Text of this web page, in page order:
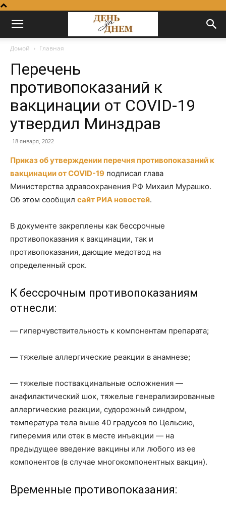
Домой Главная
Перечень
противопоказаний к
вакцинации от COVID-19
утвердил Минздрав
18 января, 2022
Приказ об утверждении перечня противопоказаний к
вакцинации от COVID-19 подписал глава
Министерства здравоохранения РФ Михаил Мурашко.
Об этом сообщил сайт РИА новостей.
В документе закреплены как бессрочные
противопоказания к вакцинации, так и
противопоказания, дающие медотвод на
определенный срок.
К бессрочным противопоказаниям
отнесли:
— гиперчувствительность к компонентам препарата;
— тяжелые аллергические реакции в анамнезе;
— тяжелые поствакцинальные осложнения —
анафилактический шок, тяжелые генерализированные
аллергические реакции, судорожный синдром,
температура тела выше 40 градусов по Цельсию,
гиперемия или отек в месте инъекции — на
предыдущее введение вакцины или любого из ее
компонентов (в случае многокомпонентных вакцин).
Временные противопоказания: